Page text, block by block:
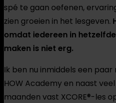
spé te gaan oefenen,
zien groeien in het lesgeven.
omdat iedereen in
maken is niet erg.
Ik ben nu inmiddels een
HOW Academy en naast
maanden vast XCORE®-les